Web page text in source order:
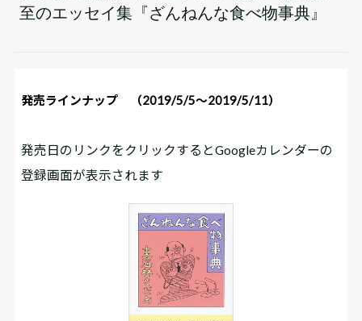
至のエッセイ集『ざんねんな食べ物事典』
発売ラインナップ （2019/5/5～2019/5/11）
発売日のリンクをクリックするとGoogleカレンダーの
登録画面が表示されます